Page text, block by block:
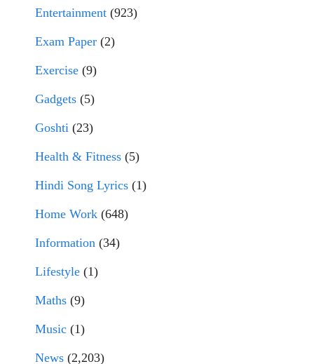
Entertainment (923)
Exam Paper (2)
Exercise (9)
Gadgets (5)
Goshti (23)
Health & Fitness (5)
Hindi Song Lyrics (1)
Home Work (648)
Information (34)
Lifestyle (1)
Maths (9)
Music (1)
News (2,203)